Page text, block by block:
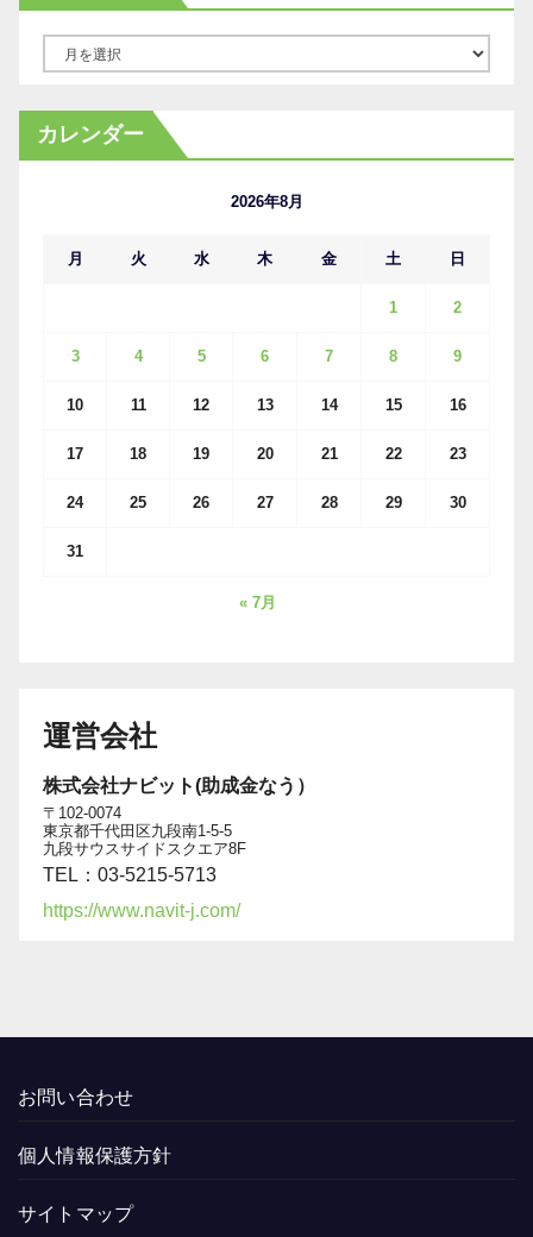
カ
イ
カレンダー
2026年8月
月 火 水 木 金 土 日
1 2
3 4 5 6 7 8 9
10 11 12 13 14 15 16
17 18 19 20 21 22 23
24 25 26 27 28 29 30
31
« 7月
運営会社
株式会社ナビット(助成金なう）
〒102-0074
東京都千代田区九段南1-5-5
九段サウスサイドスクエア8F
TEL：03-5215-5713
https://www.navit-j.com/
お問い合わせ
個人情報保護方針
サイトマップ